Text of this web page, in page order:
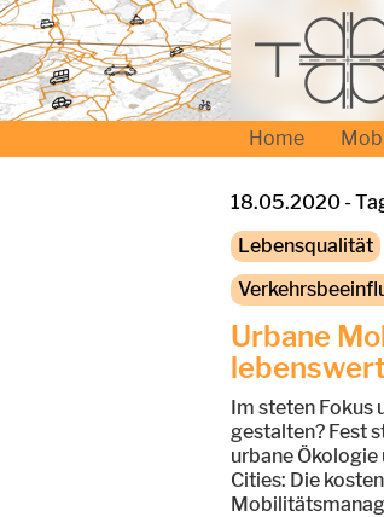
Home
18.05.2020 -
Lebensqualität
Urbane
Im steten Fokus
gestalten? Fest
urbane
Cities: Die